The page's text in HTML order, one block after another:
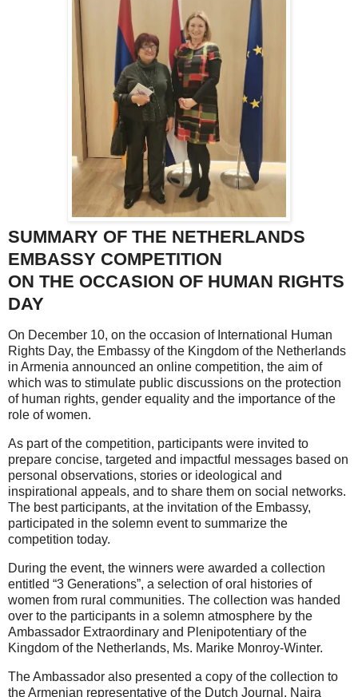
SUMMARY OF THE NETHERLANDS
EMBASSY COMPETITION
ON THE OCCASION OF HUMAN RIGHTS
DAY
On December 10, on the occasion of International Human
Rights Day, the Embassy of the Kingdom of the Netherlands
in Armenia announced an online competition, the aim of
which was to stimulate public discussions on the protection
of human rights, gender equality and the importance of the
role of women.
As part of the competition, participants were invited to
prepare concise, targeted and impactful messages based on
personal observations, stories or ideological and
inspirational appeals, and to share them on social networks.
The best participants, at the invitation of the Embassy,
participated in the solemn event to summarize the
competition today.
During the event, the winners were awarded a collection
entitled “3 Generations”, a selection of oral histories of
women from rural communities. The collection was handed
over to the participants in a solemn atmosphere by the
Ambassador Extraordinary and Plenipotentiary of the
Kingdom of the Netherlands, Ms. Marike Monroy-Winter.
The Ambassador also presented a copy of the collection to
the Armenian representative of the Dutch Journal, Naira